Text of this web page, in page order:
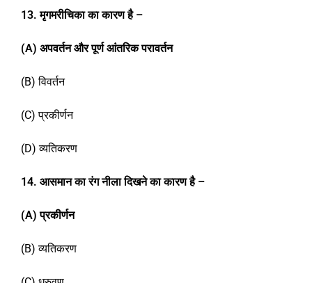
13. मृगमरीचिका का कारण है –
(A) अपवर्तन और पूर्ण आंतरिक परावर्तन
(B) विवर्तन
(C) प्रकीर्णन
(D) व्यतिकरण
14. आसमान का रंग नीला दिखने का कारण है –
(A)प्रकीर्णन
(B) व्यतिकरण